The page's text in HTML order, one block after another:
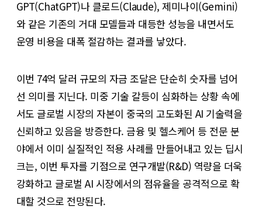
GPT(ChatGPT)나 클로드(Claude), 제미나이(Gemini)
와 같은 기존의 거대 모델들과 대등한 성능을 내면서도
운영 비용을 대폭 절감하는 결과를 낳았다.
이번 74억 달러 규모의 자금 조달은 단순히 숫자를 넘어
선 의미를 지닌다. 미중 기술 갈등이 심화하는 상황 속에
서도 글로벌 시장의 자본이 중국의 고도화된 AI 기술력을
신뢰하고 있음을 방증한다. 금융 및 헬스케어 등 전문 분
야에서 이미 실질적인 적용 사례를 만들어내고 있는 딥시
크는, 이번 투자를 기점으로 연구개발(R&D) 역량을 더욱
강화하고 글로벌 AI 시장에서의 점유율을 공격적으로 확
대할 것으로 전망된다.